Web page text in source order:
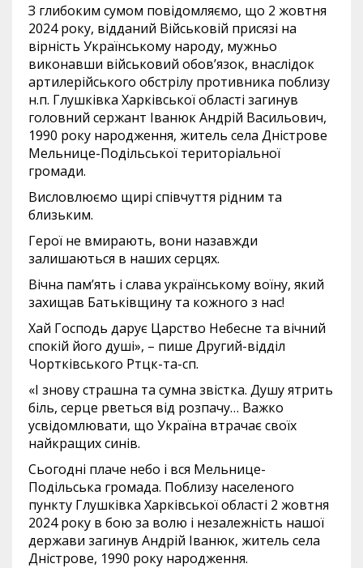
З глибоким сумом повідомляємо, що 2 жовтня
2024 року, відданий Військовій присязі на
вірність Українському народу, мужньо
виконавши військовий обов’язок, внаслідок
артилерійського обстрілу противника поблизу
н.п. Глушківка Харківської області загинув
головний сержант Іванюк Андрій Васильович,
1990 року народження, житель села Дністрове
Мельнице-Подільської територіальної
громади.
Висловлюємо щирі співчуття рідним та
близьким.
Герої не вмирають, вони назавжди
залишаються в наших серцях.
Вічна пам’ять і слава українському воїну, який
захищав Батьківщину та кожного з нас!
Хай Господь дарує Царство Небесне та вічний
спокій його душі», – пише Другий-відділ
Чортківського Ртцк-та-сп.
«І знову страшна та сумна звістка. Душу ятрить
біль, серце рветься від розпачу… Важко
усвідомлювати, що Україна втрачає своїх
найкращих синів.
Сьогодні плаче небо і вся Мельнице-
Подільська громада. Поблизу населеного
пункту Глушківка Харківської області 2 жовтня
2024 року в бою за волю і незалежність нашої
держави загинув Андрій Іванюк, житель села
Дністрове, 1990 року народження.